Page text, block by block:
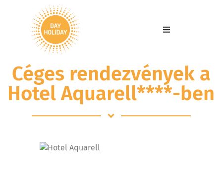
Céges rendezvények a
Hotel Aquarell****-ben